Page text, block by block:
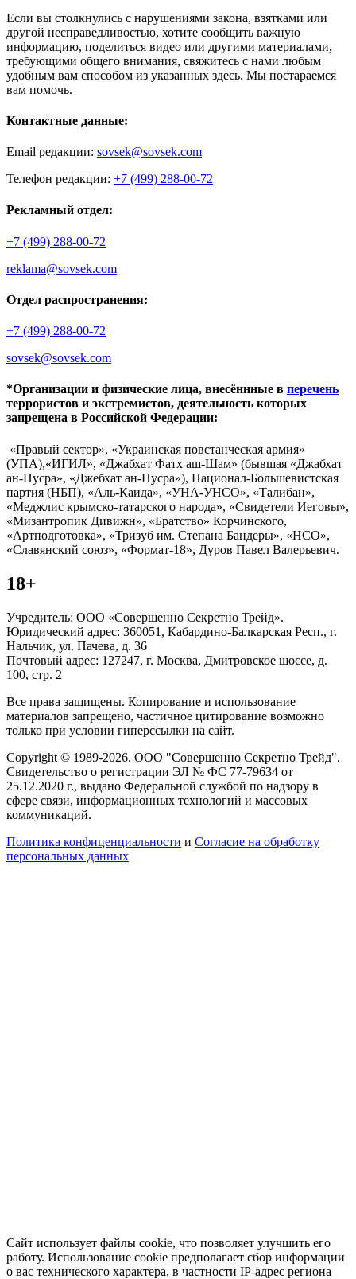
Если вы столкнулись с нарушениями закона, взятками или
другой несправедливостью, хотите сообщить важную
информацию, поделиться видео или другими материалами,
требующими общего внимания, свяжитесь с нами любым
удобным вам способом из указанных здесь. Мы постараемся
вам помочь.
Контактные данные:
Email редакции: sovsek@sovsek.com
Телефон редакции: +7 (499) 288-00-72
Рекламный отдел:
+7 (499) 288-00-72
reklama@sovsek.com
Отдел распространения:
+7 (499) 288-00-72
sovsek@sovsek.com
*Организации и физические лица, внесённные в перечень
террористов и экстремистов, деятельность которых
запрещена в Российской Федерации:
«Правый сектор», «Украинская повстанческая армия»
(УПА),«ИГИЛ», «Джабхат Фатх аш-Шам» (бывшая «Джабхат
ан-Нусра», «Джебхат ан-Нусра»), Национал-Большевистская
партия (НБП), «Аль-Каида», «УНА-УНСО», «Талибан»,
«Меджлис крымско-татарского народа», «Свидетели Иеговы»,
«Мизантропик Дивижн», «Братство» Корчинского,
«Артподготовка», «Тризуб им. Степана Бандеры», «НСО»,
«Славянский союз», «Формат-18», Дуров Павел Валерьевич.
18+
Учредитель: ООО «Совершенно Секретно Трейд».
Юридический адрес: 360051, Кабардино-Балкарская Респ., г.
Нальчик, ул. Пачева, д. 36
Почтовый адрес: 127247, г. Москва, Дмитровское шоссе, д.
100, стр. 2
Все права защищены. Копирование и использование
материалов запрещено, частичное цитирование возможно
только при условии гиперссылки на сайт.
Copyright © 1989-2026. ООО "Совершенно Секретно Трейд".
Свидетельство о регистрации ЭЛ № ФС 77-79634 от
25.12.2020 г., выдано Федеральной службой по надзору в
сфере связи, информационных технологий и массовых
коммуникаций.
Политика конфиценциальности и Согласие на обработку
персональных данных
Сайт использует файлы cookie, что позволяет улучшить его
работу. Использование cookie предполагает сбор информации
о вас технического характера, в частности IP-адрес региона